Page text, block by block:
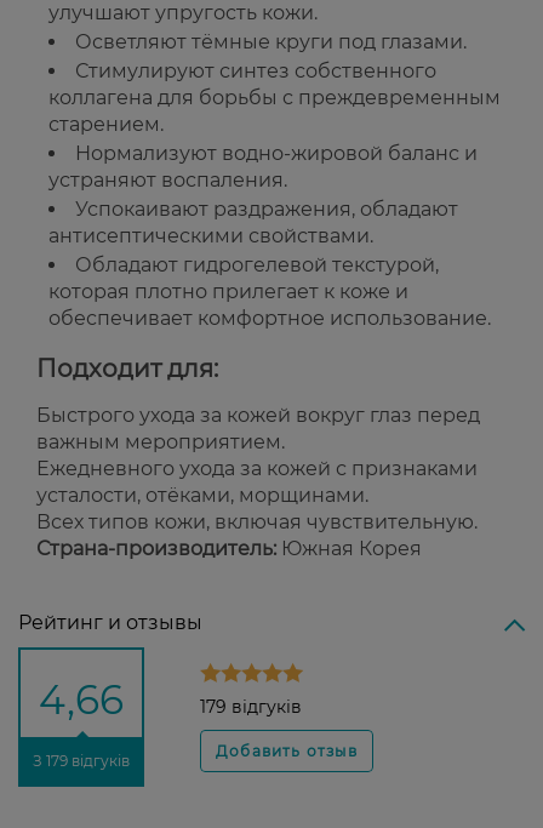
улучшают упругость кожи.
Осветляют тёмные круги под глазами.
Стимулируют синтез собственного
коллагена для борьбы с преждевременным
старением.
Нормализуют водно-жировой баланс и
устраняют воспаления.
Успокаивают раздражения, обладают
антисептическими свойствами.
Обладают гидрогелевой текстурой,
которая плотно прилегает к коже и
обеспечивает комфортное использование.
Подходит для:
Быстрого ухода за кожей вокруг глаз перед
важным мероприятием.
Ежедневного ухода за кожей с признаками
усталости, отёками, морщинами.
Всех типов кожи, включая чувствительную.
Страна-производитель: Южная Корея
Рейтинг и отзывы
4,66
З 179 відгуків
179 відгуків